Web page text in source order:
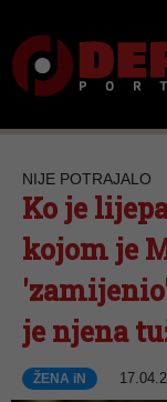
NIJE POTRAJALO
Ko je
kojom je
je njena
ŽENA iN